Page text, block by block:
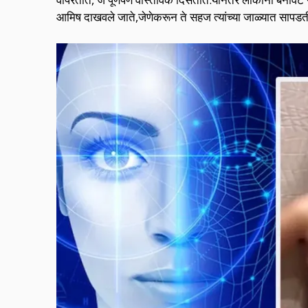
आमिष दाखवले जाते,जेणेकरून ते सहज त्यांच्या जाळ्यात